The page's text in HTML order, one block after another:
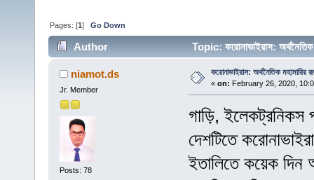
Pages: [1]Go Down
Author Topic: করোনাভাইরাস:
niamot.ds
Jr. Member
Posts: 78
করোনাভাইরাস: অর্থনৈতিক মহামারির
« on: February 26, 2020,
গাড়ি, ইলেকট্রনিকস
দেশটিতে
ইতালিতে কয়েক